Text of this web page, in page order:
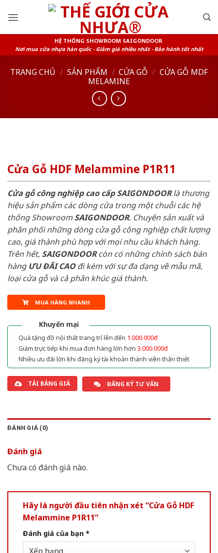
HỆ THỐNG SHOWROOM SAIGONDOOR
Nơi mua cửa nhựa hàn quốc - Giảm giá nhiều nhất - Bảo hành tốt nhất
TRANG CHỦ / SẢN PHẨM / CỬA GỖ / CỬA GỖ MDF
MELAMINE
Cửa Gỗ HDF Melammine P1R11
Cửa gỗ công nghiệp cao cấp SAIGONDOORlà thương
hiệu sản phẩm các dòng cửa trong một chuỗi các hệ
thống ShowroomSAIGONDOOR. Chuyên sản xuất và
phân phối những dòng cửa gỗ công nghiệp chất lượng
cao, giá thành phù hợp với mọi nhu cầu khách hàng.
Trên hết, SAIGONDOORcòn có những chính sách bán
hàng ƯU ĐÃI CAOđi kèm với sự đa dạng về mẫu mã,
loại cửa gỗ và cả phân khúc giá thành.
MUA HÀNG NHANH
Khuyến mại
Quà tặng đồ nội thất trang trí lên đến 1.000.000đ
Giảm trực tiếp khi mua đơn hàng lớn hơn 3.000.000đ
Nhiều ưu đãi lớn khi đăng ký tài khoản thành viên thân thiết
TẢI BẢNG GIÁ ĐĂNG KÝ TƯ VẤN
ĐÁNH GIÁ (0)
Đánh giá
Chưa có đánh giá nào.
Hãy là người đầu tiên nhận xét “Cửa Gỗ HDF
Melammine P1R11”
Đánh giá của bạn *